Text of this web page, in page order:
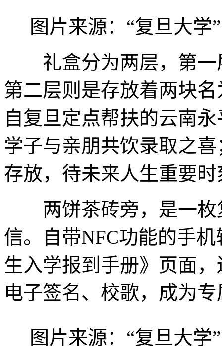
图片来源：“复旦大学
礼盒分为两层，第一
第二层则是存放着两块
自复旦定点帮扶的云南
学子与亲朋共饮录取之
存放，待未来人生重要
两饼茶砖旁，是一枚
信。自带NFC功能的手
生入学报到手册》页面
电子签名、校歌，成为
图片来源：“复旦大学